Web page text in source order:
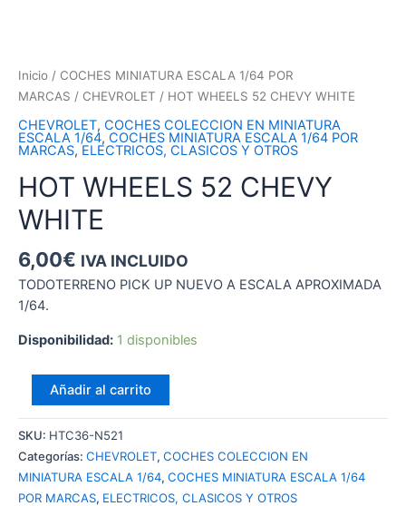
Inicio / COCHES MINIATURA ESCALA 1/64 POR
MARCAS / CHEVROLET / HOT WHEELS 52 CHEVY WHITE
CHEVROLET, COCHES COLECCION EN MINIATURA
ESCALA 1/64, COCHES MINIATURA ESCALA 1/64 POR
MARCAS, ELECTRICOS, CLASICOS Y OTROS
HOT WHEELS 52 CHEVY
WHITE
6,00€ IVA INCLUIDO
TODOTERRENO PICK UP NUEVO A ESCALA APROXIMADA
1/64.
Disponibilidad: 1 disponibles
WHEELS
CHEVY
WHITE
cantidad
Añadir al carrito
SKU: HTC36-N521
Categorías: CHEVROLET, COCHES COLECCION EN
MINIATURA ESCALA 1/64, COCHES MINIATURA ESCALA 1/64
POR MARCAS, ELECTRICOS, CLASICOS Y OTROS